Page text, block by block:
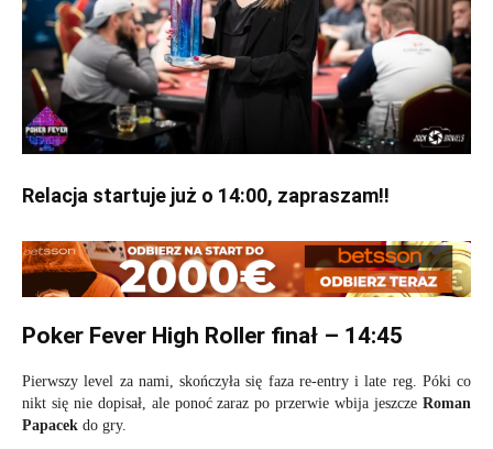
Relacja startuje już o 14:00, zapraszam!!
Poker Fever High Roller finał – 14:45
Pierwszy level za nami, skończyła się faza re-entry i late reg. Póki co
nikt się nie dopisał, ale ponoć zaraz po przerwie wbija jeszcze Roman
Papacek do gry.